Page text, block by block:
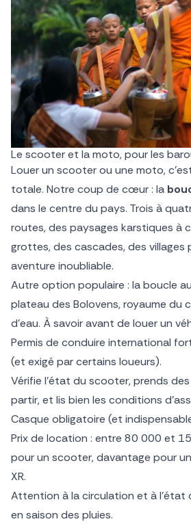
Le scooter et la moto, pour les
Louer un scooter ou une moto,
totale. Notre coup de cœur : la
dans le centre du pays. Trois à
routes, des paysages karstiques à
grottes, des cascades, des villages
aventure inoubliable.
Autre option populaire : la boucle
plateau des Bolovens, royaume du
d’eau. À savoir avant de louer un
Permis de conduire international
(et exigé par certains loueurs).
Vérifie l’état du scooter, prends
partir, et lis bien les conditions
Casque obligatoire (et
Prix de location : entre 80 000 et
pour un scooter, davantage pour
XR.
Attention à la circulation et à l’état
en saison des pluies.